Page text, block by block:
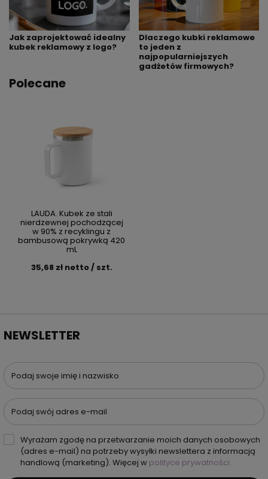
Jak zaprojektować idealny
kubek reklamowy z logo?
Dlaczego kubki reklamowe
to jeden z
najpopularniejszych
gadżetów firmowych?
Polecane
LAUDA. Kubek ze stali
nierdzewnej pochodzącej
w 90% z recyklingu z
bambusową pokrywką 420
mL
35,68 zł netto / szt.
NEWSLETTER
Podaj swoje imię i nazwisko
Podaj swój adres e-mail
Wyrażam zgodę na przetwarzanie moich danych osobowych
(adres e-mail) na potrzeby wysyłki newslettera z informacją
handlową (marketing). Więcej w polityce prywatności.